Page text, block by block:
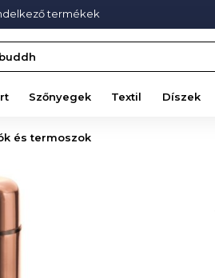
termékek
Search
Szőnyegek Textil Díszek
és termoszok